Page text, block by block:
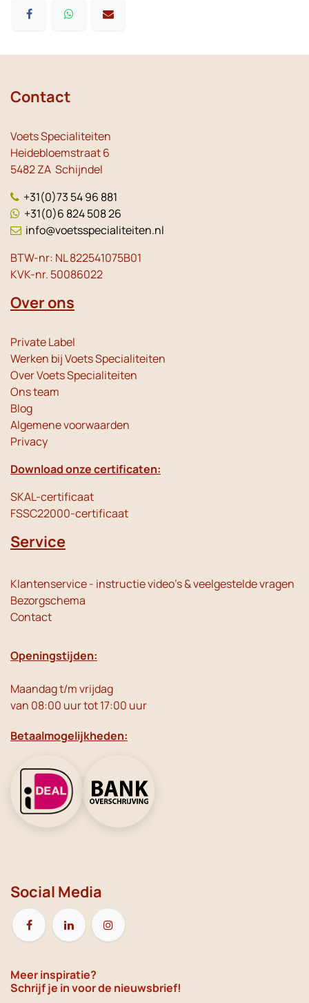
Contact
Voets Specialiteiten
Heidebloemstraat 6
5482 ZA Schijndel
+31(0)73 54 96 881
+31(0)6 824 508 26
info@voetsspecialiteiten.nl
BTW-nr: NL 822541075B01
KVK-nr. 50086022
Over ons
Private Label
Werken bij Voets Specialiteiten
Over Voets Specialiteiten
Ons team
Blog
Algemene voorwaarden
Privacy
Download onze certificaten:
SKAL-certificaat
FSSC22000-certificaat
Service
Klantenservice - instructie video's & veelgestelde vragen
Bezorgschema
Contact
Openingstijden:
Maandag t/m vrijdag
van 08:00 uur tot 17:00 uur
Betaalmogelijkheden:
Social Media
Meer inspiratie?
Schrijf je in voor de nieuwsbrief!